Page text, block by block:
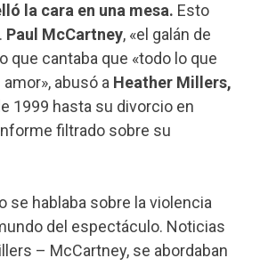
la cara en una mesa. Esto
Paul McCartney, «el galán de
que cantaba que «todo lo que
abusó a Heather Millers,
1999 hasta su divorcio en
filtrado sobre su
se hablaba sobre la violencia
del espectáculo. Noticias
– McCartney, se abordaban